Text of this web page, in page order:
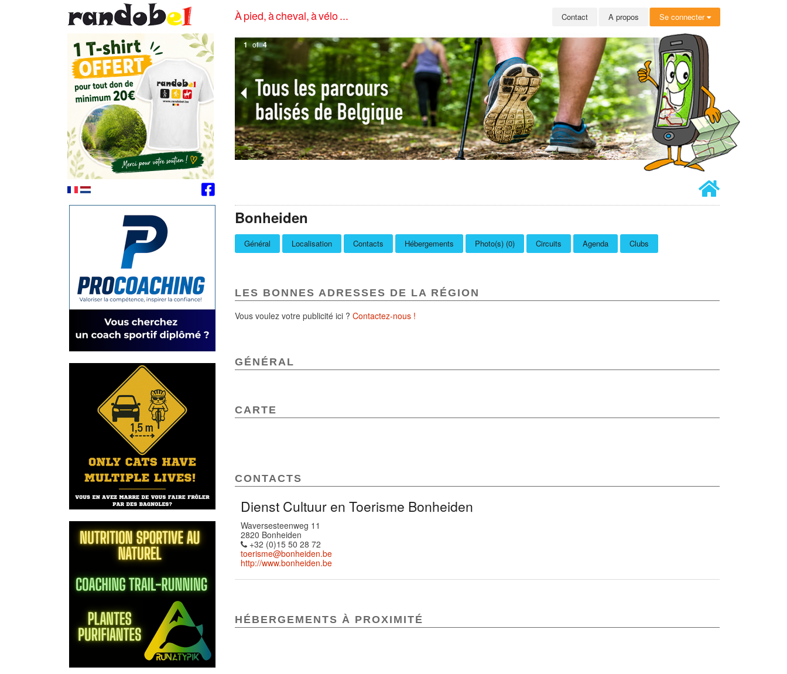
À pied, à cheval, à vélo ... Contact A propos Se connecter
1 of 4
Bonheiden
Général Localisation Contacts Hébergements Photo(s) (0) Circuits Agenda Clubs
LES BONNES ADRESSES DE LA RÉGION
Vous voulez votre publicité ici ? Contactez-nous !
GÉNÉRAL
CARTE
CONTACTS
Dienst Cultuur en Toerisme Bonheiden
Waversesteenweg 11
2820 Bonheiden
+32 (0)15 50 28 72
toerisme@bonheiden.be
http://www.bonheiden.be
HÉBERGEMENTS À PROXIMITÉ